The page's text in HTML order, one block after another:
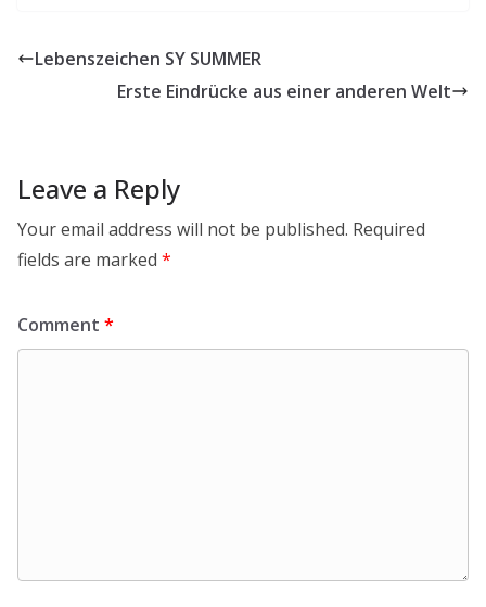
Lebenszeichen SY SUMMER
Erste Eindrücke aus einer anderen Welt
Leave a Reply
Your email address will not be published. Required
fields are marked *
Comment *